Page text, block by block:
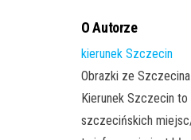
O Autorze
kierunek Szczecin
Obrazki ze
Kierunek Szczecin
szczecińskich